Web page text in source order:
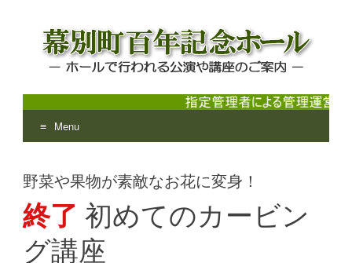
幕別町百年記念ホール
ホールで行われる公演や講座のご案内
Menu
to
content
野菜や果物が素敵なお花に変身！
終了初めてのカービン
グ講座